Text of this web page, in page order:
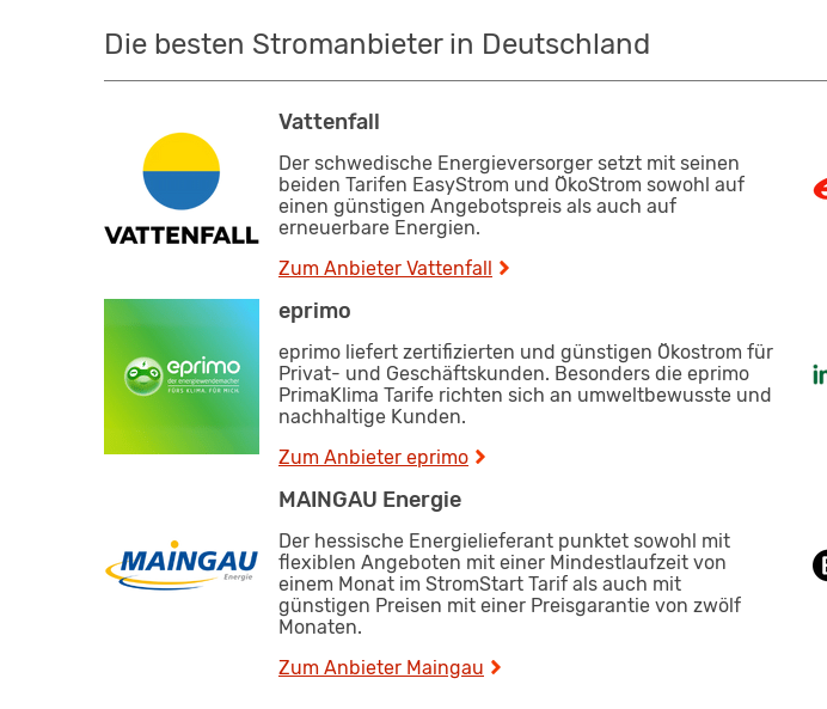
Die besten Stromanbieter in Deutschland
Vattenfall
Der schwedische Energieversorger setzt mit seinen
beiden Tarifen EasyStrom und ÖkoStrom sowohl auf
einen günstigen Angebotspreis als auch auf
erneuerbare Energien.
Zum Anbieter Vattenfall
eprimo
eprimo liefert zertifizierten und günstigen Ökostrom für
Privat- und Geschäftskunden. Besonders die eprimo
PrimaKlima Tarife richten sich an umweltbewusste und
nachhaltige Kunden.
Zum Anbieter eprimo
MAINGAU Energie
Der hessische Energielieferant punktet sowohl mit
flexiblen Angeboten mit einer Mindestlaufzeit von
einem Monat im StromStart Tarif als auch mit
günstigen Preisen mit einer Preisgarantie von zwölf
Monaten.
Zum Anbieter Maingau